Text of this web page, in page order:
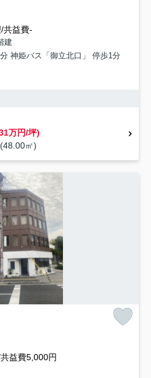
共益費-
建
神姫バス「御立北口」 停歩1分
万円/坪)
㎡)
益費5,000円